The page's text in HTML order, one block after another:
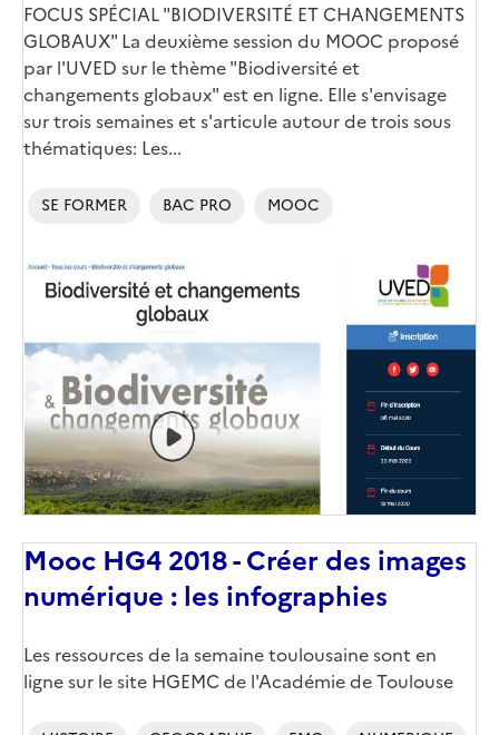
Corps
FOCUS SPÉCIAL "BIODIVERSITÉ ET CHANGEMENTS
GLOBAUX" La deuxième session du MOOC proposé
par l'UVED sur le thème "Biodiversité et
changements globaux" est en ligne. Elle s'envisage
sur trois semaines et s'articule autour de trois sous
thématiques: Les...
SE FORMER BAC PRO MOOC
Image
(conseillée)
Mooc HG4 2018 - Créer des images
numérique : les infographies
Les ressources de la semaine toulousaine sont en
ligne sur le site HGEMC de l'Académie de Toulouse